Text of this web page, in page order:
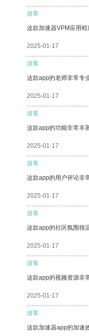
游客
这款加速器VPM应用
2025-01-17
游客
这款app的老师非常专
2025-01-17
游客
这款app的功能非常丰
2025-01-17
游客
这款app的用户评论非
2025-01-17
游客
这款app的社区氛围很
2025-01-17
游客
这款app的视频资源非
2025-01-17
游客
这款加速器app的加速